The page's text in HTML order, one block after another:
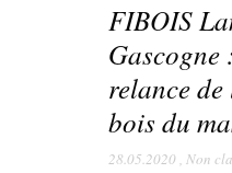
FIBOIS
Gascogne
relance
bois du
28.05.2020 , Non